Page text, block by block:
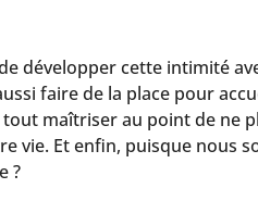
développer cette intimité
faire de la place pour
maîtriser au point de ne
vie. Et enfin, puisque nous
?